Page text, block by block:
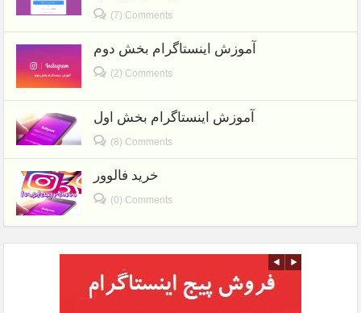
(7) Comments
آموزش اینستاگرام بخش دوم
(2) Comments
آموزش اینستاگرام بخش اول
(8) Comments
خرید فالوور
(0) Comments